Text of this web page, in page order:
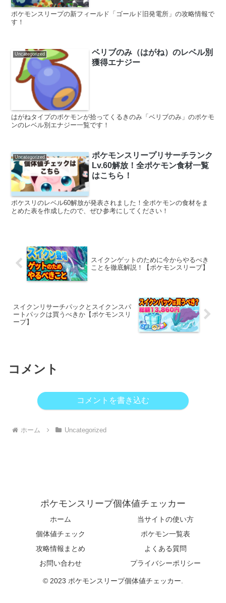
ポケモンスリープの新フィールド「ゴールド旧発電所」の攻略情報で
す！
Uncategorized
ベリブのみ（はがね）のレベル別
獲得エナジー
はがねタイプのポケモンが拾ってくるきのみ「ベリブのみ」のポケモ
ンのレベル別エナジー一覧です！
Uncategorized
ポケモンスリープリサーチランク
Lv.60解放！全ポケモン食材一覧
はこちら！
ポケスリのレベル60解放が発表されました！全ポケモンの食材をま
とめた表を作成したので、ぜひ参考にしてください！
スイクンゲットのために今からやるべき
ことを徹底解説！【ポケモンスリープ】
スイクンリサーチパックとスイクンスパ
ートパックは買うべきか【ポケモンスリ
ープ】
コメント
コメントを書き込む
ホーム Uncategorized
ポケモンスリープ個体値チェッカー
ホーム
当サイトの使い方
個体値チェック
ポケモン一覧表
攻略情報まとめ
よくある質問
お問い合わせ
プライバシーポリシー
© 2023 ポケモンスリープ個体値チェッカー.